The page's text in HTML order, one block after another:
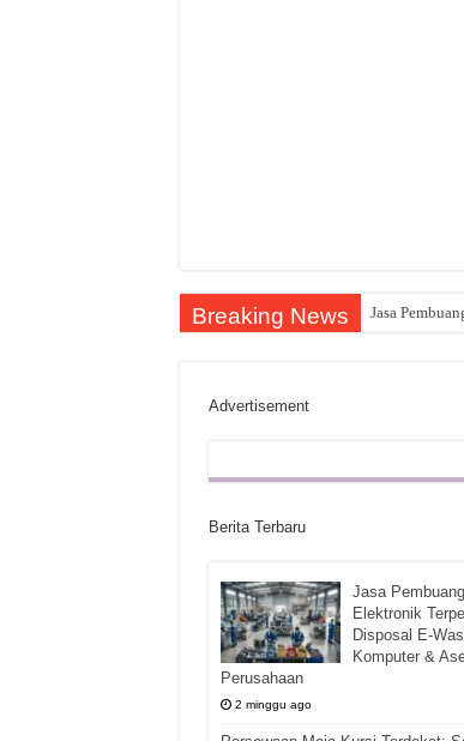
Breaking News Jasa
Advertisement
Berita Terbaru
Jasa
Elektronik
Disposal E-
Komputer &
Perusahaan
2 minggu ago